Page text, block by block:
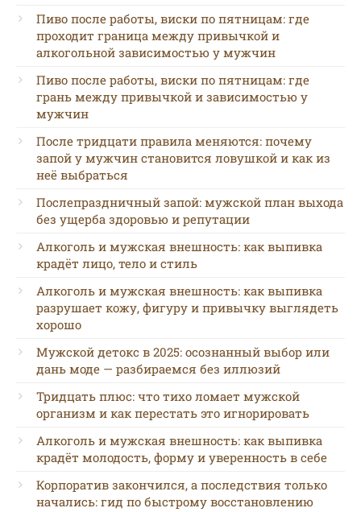
Пиво после работы, виски по пятницам: где
проходит граница между привычкой и
алкогольной зависимостью у мужчин
Пиво после работы, виски по пятницам: где
грань между привычкой и зависимостью у
мужчин
После тридцати правила меняются: почему
запой у мужчин становится ловушкой и как из
неё выбраться
Послепраздничный запой: мужской план выхода
без ущерба здоровью и репутации
Алкоголь и мужская внешность: как выпивка
крадёт лицо, тело и стиль
Алкоголь и мужская внешность: как выпивка
разрушает кожу, фигуру и привычку выглядеть
хорошо
Мужской детокс в 2025: осознанный выбор или
дань моде — разбираемся без иллюзий
Тридцать плюс: что тихо ломает мужской
организм и как перестать это игнорировать
Алкоголь и мужская внешность: как выпивка
крадёт молодость, форму и уверенность в себе
Корпоратив закончился, а последствия только
начались: гид по быстрому восстановлению